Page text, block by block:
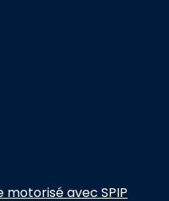
motorisé avec SPIP